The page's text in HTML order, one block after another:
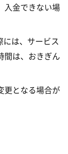
入金できない場
は、サービス
間は、おきぎん
更となる場合が